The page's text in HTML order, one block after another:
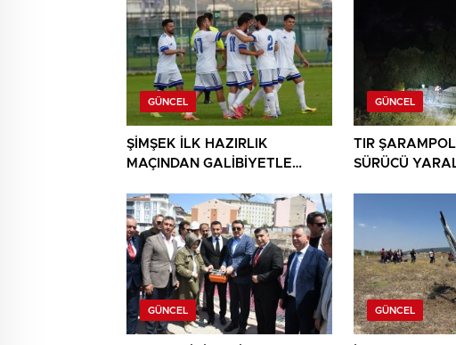
GÜNCEL
ŞİMŞEK İLK HAZIRLIK
MAÇINDAN GALİBİYETLE
GÜNCEL
TIR
SÜRÜCÜ
GÜNCEL GÜNCEL